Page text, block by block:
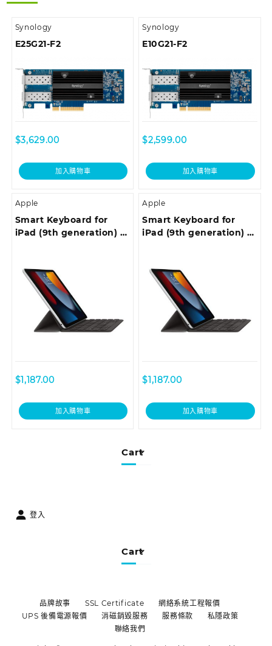
Cart
Synology
E25G21-F2
$3,629.00
加入購物車
Synology
E10G21-F2
$2,599.00
加入購物車
Apple
Smart Keyboard for
iPad (9th generation) –
$1,187.00
加入購物車
Apple
Smart Keyboard for
iPad (9th generation) –
$1,187.00
加入購物車
登入
Cart
品牌故事 SSL Certificate
網絡系統工程報價
UPS 後備電源報價
消磁銷毀服務 服務條款
私隱政策
聯絡我們